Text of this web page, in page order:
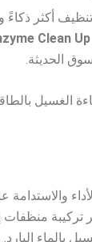
أكثر ذكاءً
Clean Up
الحديثة.
الغسيل
والاستدامة
منظفات
بالماء البارد.